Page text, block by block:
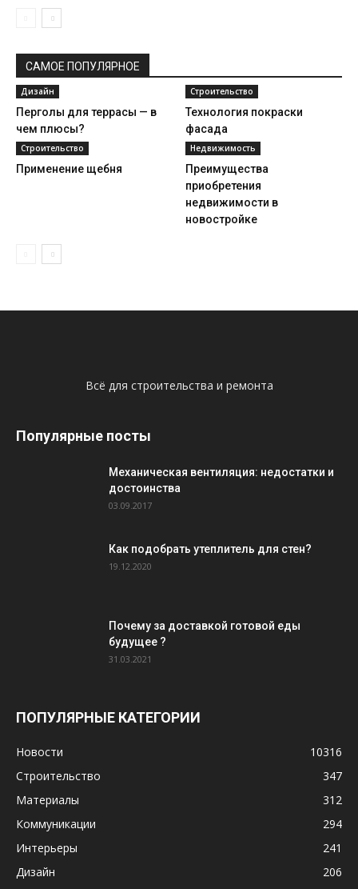
САМОЕ ПОПУЛЯРНОЕ
Дизайн
Перголы для террасы — в
чем плюсы?
Строительство
Технология покраски
фасада
Строительство
Применение щебня
Недвижимость
Преимущества
приобретения
недвижимости в
новостройке
Всё для строительства и ремонта
Популярные посты
Механическая вентиляция: недостатки и
достоинства
03.09.2017
Как подобрать утеплитель для стен?
19.12.2020
Почему за доставкой готовой еды
будущее ?
31.03.2021
ПОПУЛЯРНЫЕ КАТЕГОРИИ
Новости
10316
Строительство
347
Материалы
312
Коммуникации
294
Интерьеры
241
Дизайн
206